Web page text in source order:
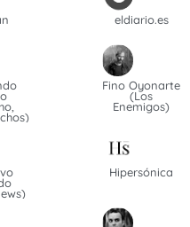
eldiario.es
Fino Oyonarte
(Los
Enemigos)
Hipersónica